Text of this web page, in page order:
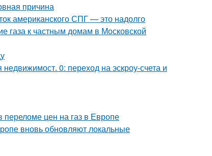
причина
американского СПГ — это надолго
газа к частным домам в Московской
0: переход на эскроу-счета и
переломе цен на газ в Европе
вновь обновляют локальные